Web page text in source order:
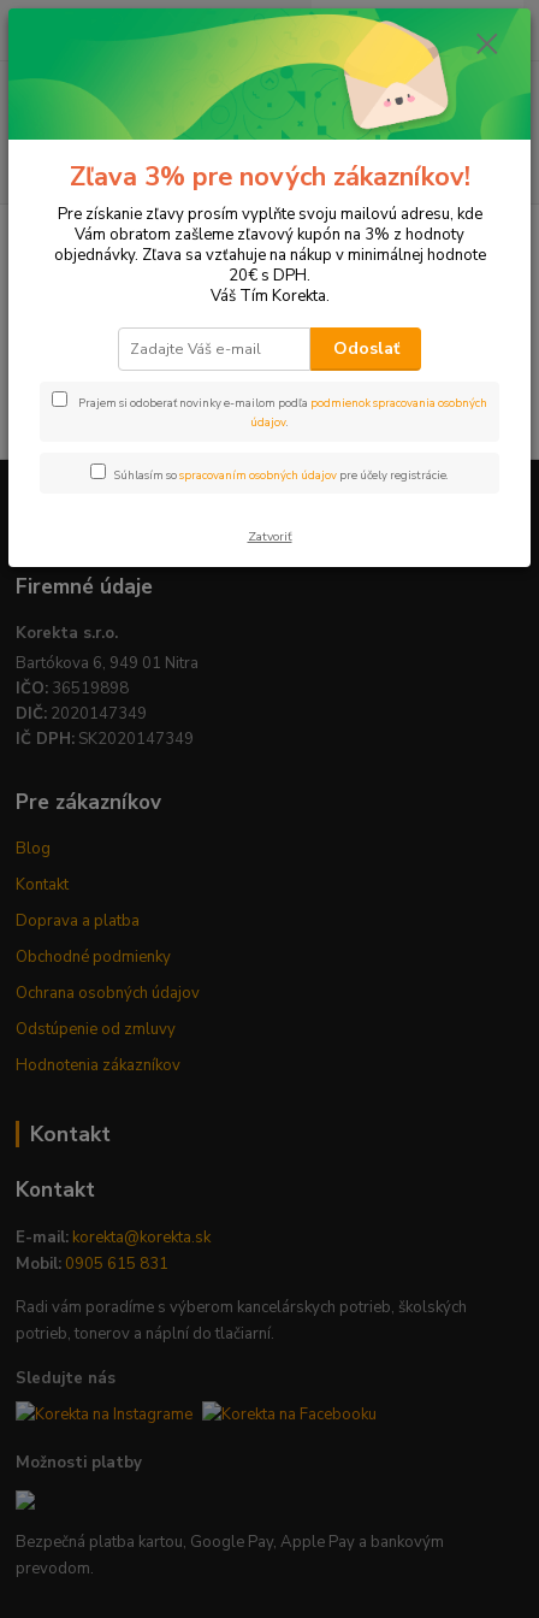
Hľadať
ks
za 0,00 EUR
Tonery a náplne do tlačiarní Hewlett Packard
HP LaserJet
LaserJet 2100
LaserJet 2100
V tejto kategórii nebol nájdený žiadny tovar.
Firemné údaje a informácie
Firemné údaje
Korekta s.r.o.
Bartókova 6, 949 01 Nitra
IČO: 36519898
DIČ: 2020147349
IČ DPH: SK2020147349
Pre zákazníkov
Blog
Kontakt
Doprava a platba
Obchodné podmienky
Ochrana osobných údajov
Odstúpenie od zmluvy
Hodnotenia zákazníkov
Kontakt
Kontakt
E-mail: korekta@korekta.sk
Mobil: 0905 615 831
Radi vám poradíme s výberom kancelárskych potrieb, školských
potrieb, tonerov a náplní do tlačiarní.
Sledujte nás
Možnosti platby
Bezpečná platba kartou, Google Pay, Apple Pay a bankovým
prevodom.
Zľava 3% pre nových zákazníkov!
Pre získanie zľavy prosím vyplňte svoju mailovú adresu, kde
Vám obratom zašleme zľavový kupón na 3% z hodnoty
objednávky. Zľava sa vzťahuje na nákup v minimálnej hodnote
20€ s DPH.
Váš Tím Korekta.
Odoslať
Prajem si odoberať novinky e-mailom podľa podmienok spracovania osobných
údajov.
Súhlasím sospracovaním osobných údajov pre účely registrácie.
Zatvoriť